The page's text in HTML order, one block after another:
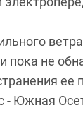
пока не
ее
- Южная